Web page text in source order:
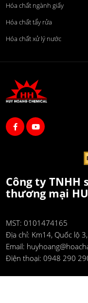
Hóa chất ngành giấy
Hóa chất tẩy rửa
Hóa chất xử lý nước
Công ty TNHH
thương mại
MST: 0101474165
Địa chỉ: Km14, Quốc lộ
Email:
Điện thoại: 0948 290